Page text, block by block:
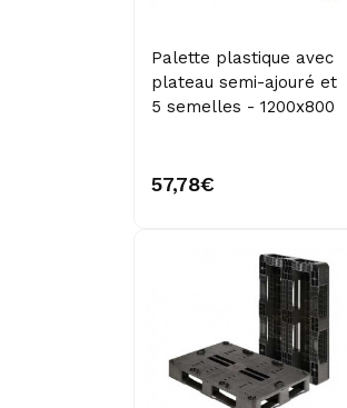
Palette plastique avec
plateau semi-ajouré et
5 semelles - 1200x800
57,78€